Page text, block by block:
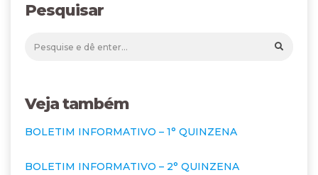
Pesquisar
Veja também
BOLETIM INFORMATIVO – 1° QUINZENA
BOLETIM INFORMATIVO – 2° QUINZENA